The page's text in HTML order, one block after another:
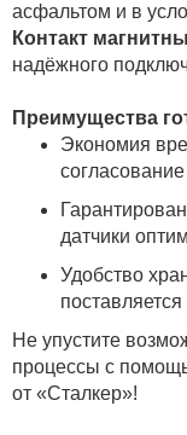
асфальтом и в
Контакт
надёжного
Преимущества
Экономия
датчики
Удобство
Не упустите
процессы с
от «Сталкер»!